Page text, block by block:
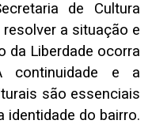
de Cultura
a situação e
da Liberdade ocorra
continuidade e a
são essenciais
identidade do bairro.